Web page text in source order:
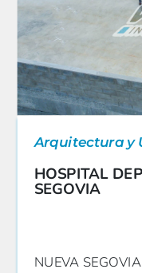
Arquitectura y
HOSPITAL
SEGOVIA
NUEVA